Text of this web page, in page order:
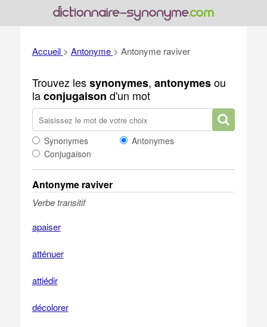
Accueil > Antonyme > Antonyme raviver
Trouvez lessynonymes, antonymesou
laconjugaison d'un mot
Synonymes
Antonymes
Conjugaison
Antonyme raviver
Verbe transitif
apaiser
atténuer
attiédir
décolorer